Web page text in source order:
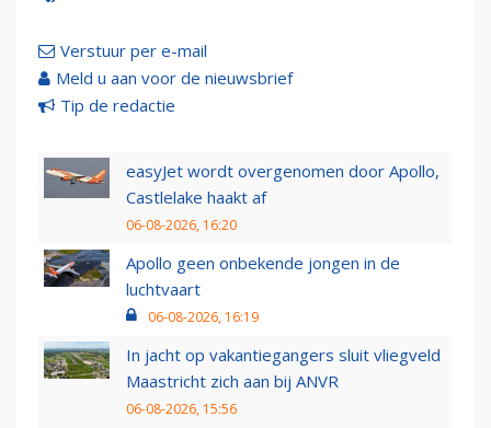
Verstuur per e-mail
Meld u aan voor de nieuwsbrief
Tip de redactie
easyJet wordt overgenomen door Apollo,
Castlelake haakt af
06-08-2026, 16:20
Apollo geen onbekende jongen in de
luchtvaart
06-08-2026, 16:19
In jacht op vakantiegangers sluit vliegveld
Maastricht zich aan bij ANVR
06-08-2026, 15:56